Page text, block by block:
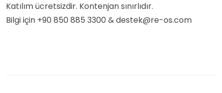
Katılım ücretsizdir. Kontenjan sınırlıdır.
Bilgi için +90 850 885 3300 & destek@re-os.com